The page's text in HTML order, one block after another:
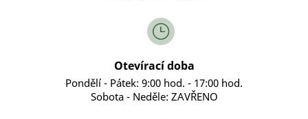
Otevírací doba
Pondělí - Pátek: 9:00 hod. - 17:00 hod.
Sobota - Neděle: ZAVŘENO